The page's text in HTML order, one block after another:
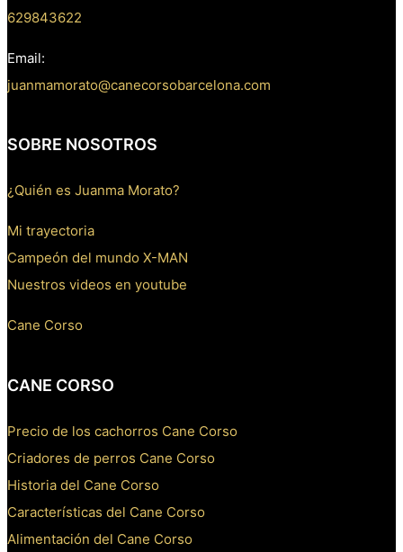
629843622
Email:
juanmamorato@canecorsobarcelona.com
SOBRE NOSOTROS
¿Quién es Juanma Morato?
Mi trayectoria
Campeón del mundo X-MAN
Nuestros videos en youtube
Cane Corso
CANE CORSO
Precio de los cachorros Cane Corso
Criadores de perros Cane Corso
Historia del Cane Corso
Características del Cane Corso
Alimentación del Cane Corso